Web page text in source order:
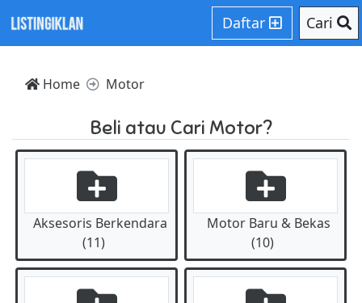
Daftar Cari
Home Motor
Beli atau Cari Motor?
Aksesoris Berkendara
(11)
Motor Baru & Bekas
(10)